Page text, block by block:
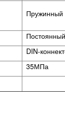
Пружинный
DIN-
35МПа